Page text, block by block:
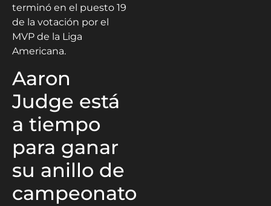
terminó en el puesto 19
de la votación por el
MVP de la Liga
Americana.
Aaron
Judge está
a tiempo
para ganar
su anillo de
campeonato